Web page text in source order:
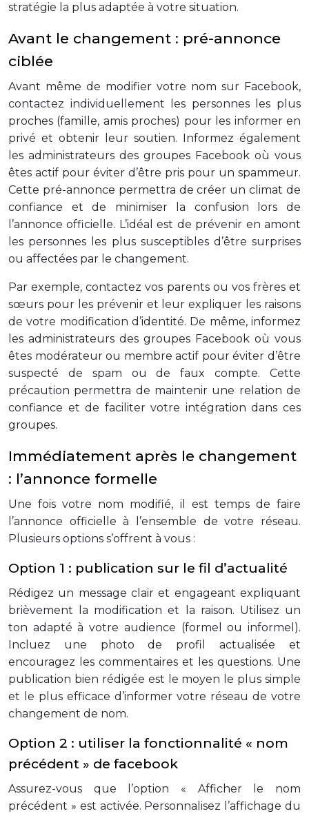
stratégie la plus adaptée à votre situation.
Avant le changement : pré-annonce
ciblée
Avant même de modifier votre nom sur Facebook,
contactez individuellement les personnes les plus
proches (famille, amis proches) pour les informer en
privé et obtenir leur soutien. Informez également
les administrateurs des groupes Facebook où vous
êtes actif pour éviter d’être pris pour un spammeur.
Cette pré-annonce permettra de créer un climat de
confiance et de minimiser la confusion lors de
l’annonce officielle. L’idéal est de prévenir en amont
les personnes les plus susceptibles d’être surprises
ou affectées par le changement.
Par exemple, contactez vos parents ou vos frères et
sœurs pour les prévenir et leur expliquer les raisons
de votre modification d’identité. De même, informez
les administrateurs des groupes Facebook où vous
êtes modérateur ou membre actif pour éviter d’être
suspecté de spam ou de faux compte. Cette
précaution permettra de maintenir une relation de
confiance et de faciliter votre intégration dans ces
groupes.
Immédiatement après le changement
: l’annonce formelle
Une fois votre nom modifié, il est temps de faire
l’annonce officielle à l’ensemble de votre réseau.
Plusieurs options s’offrent à vous :
Option 1 : publication sur le fil d’actualité
Rédigez un message clair et engageant expliquant
brièvement la modification et la raison. Utilisez un
ton adapté à votre audience (formel ou informel).
Incluez une photo de profil actualisée et
encouragez les commentaires et les questions. Une
publication bien rédigée est le moyen le plus simple
et le plus efficace d’informer votre réseau de votre
changement de nom.
Option 2 : utiliser la fonctionnalité « nom
précédent » de facebook
Assurez-vous que l’option « Afficher le nom
précédent » est activée. Personnalisez l’affichage du